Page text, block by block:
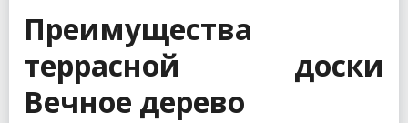
Преимущества
террасной доски
Вечное дерево